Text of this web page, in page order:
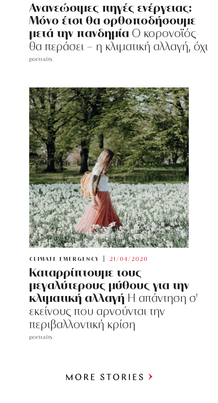
Ανανεώσιμες πηγές ενέργειας:
Μόνο έτσι θα ορθοποδήσουμε
μετά την πανδημία Ο κορονοϊός
θα περάσει - η κλιματική αλλαγή, όχι
portraits
CLIMATE EMERGENCY 21/04/2020
Καταρρίπτουμε τους
μεγαλύτερους μύθους για την
κλιματική αλλαγή Η απάντηση σ'
εκείνους που αρνούνται την
περιβαλλοντική κρίση
portraits